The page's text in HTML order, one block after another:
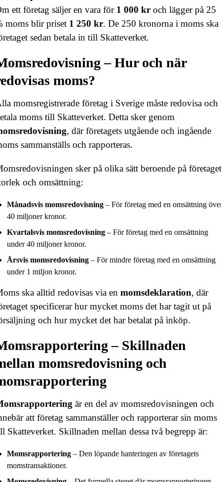
ett företag säljer en vara för 1 000 kr och lägger på 25
moms blir priset 1 250 kr. De 250 kronorna i moms ska
sedan betala in till Skatteverket.
– Hur och när
moms?
momsregistrerade företag i Sverige måste redovisa och
moms till Skatteverket. Detta sker genom
, där företagets utgående och ingående
sammanställs och rapporteras.
sker på olika sätt beroende på
och omsättning:
Månadsvis momsredovisning – För företag med en omsättning
40 miljoner kronor.
Kvartalsvis momsredovisning – För företag med en omsättning
under 40 miljoner kronor.
Årsvis momsredovisning – För mindre företag med en omsättning
under 1 miljon kronor.
ska alltid redovisas via enmomsdeklaration, där
specificerar hur mycket moms det har tagit ut på
och hur mycket det har betalat på inköp.
– Skillnaden
momsredovisning och
är en del av momsredovisningen och
att företag sammanställer och rapporterar sin moms
Skatteverket. Skillnaden mellan dessa två begrepp är:
Momsrapportering – Den löpande hanteringen av företagets
momstransaktioner.